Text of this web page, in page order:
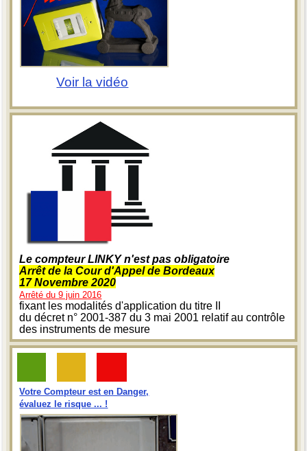
Voir la vidéo
Le compteur LINKY n'est pas obligatoire
Arrêt de la Cour d'Appel de Bordeaux
17 Novembre 2020
Arrêté du 9 juin 2016
fixant les modalités d'application du titre II
du décret n° 2001-387 du 3 mai 2001 relatif au contrôle
des instruments de mesure
Votre Compteur est en Danger,
évaluez le risque ... !